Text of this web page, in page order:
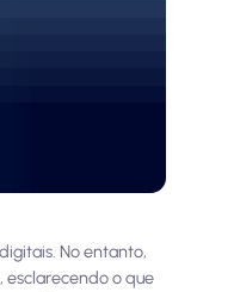
No entanto,
esclarecendo o que